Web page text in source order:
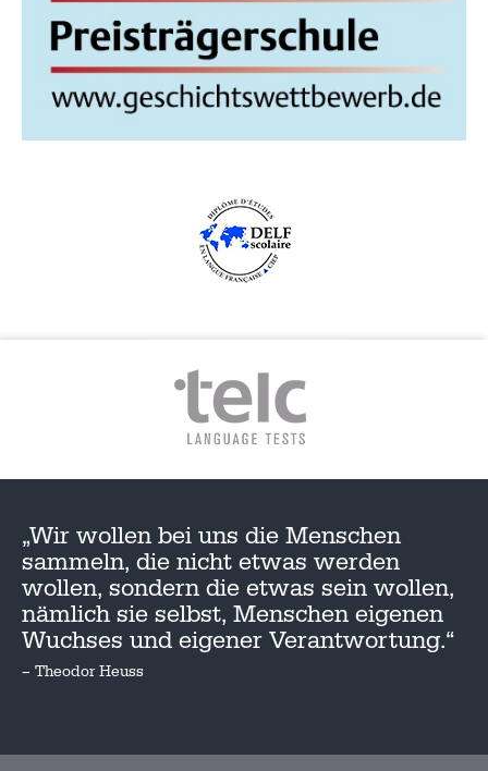
„Wir wollen bei uns die Menschen
sammeln, die nicht etwas werden
wollen, sondern die etwas sein wollen,
nämlich sie selbst, Menschen eigenen
Wuchses und eigener Verantwortung.“
– Theodor Heuss